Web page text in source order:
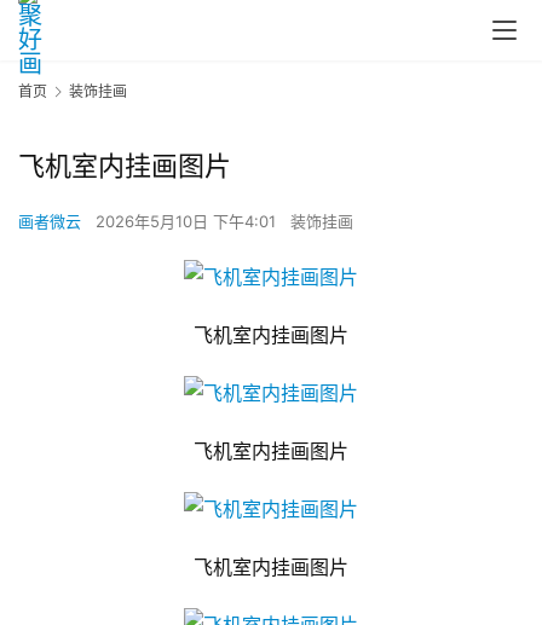
首页 装饰挂画
飞机室内挂画图片
画者微云 2026年5月10日 下午4:01 装饰挂画
飞机室内挂画图片
飞机室内挂画图片
飞机室内挂画图片